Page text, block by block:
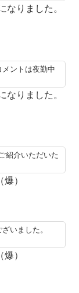
なりました。
ントは夜勤中
なりました。
紹介いただいた
）
ざいました。
）